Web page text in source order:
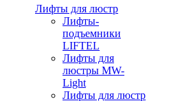
Лифты для люстр
Лифты-
подъемники
LIFTEL
Лифты для
люстры MW-
Light
Лифты для люстр